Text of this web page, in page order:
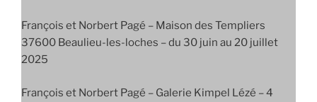
François et Norbert Pagé – Maison des Templiers
37600 Beaulieu-les-loches – du 30 juin au 20 juillet
2025
François et Norbert Pagé – Galerie Kimpel Lézé – 4